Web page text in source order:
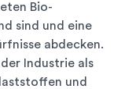
Bio-
sind und eine
abdecken.
Industrie als
und